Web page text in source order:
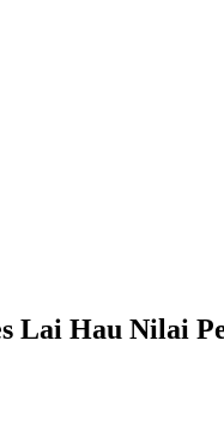
Lai Hau Nilai